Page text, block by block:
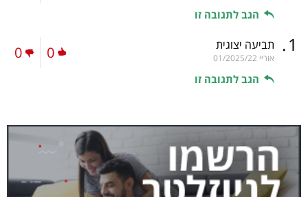
הגב לתגובה זו
1
. תביעה יצוגית
אוריי 01/2025/22
הגב לתגובה זו
0
0